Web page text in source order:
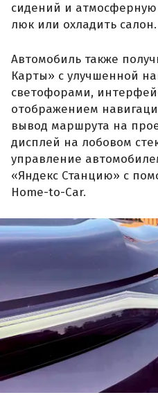
сидений и атмосферную
люк или охладить салон.
Автомобиль также
Карты» с улучшенной
светофорами,
отображением
вывод маршрута на
дисплей на лобовом
управление
«Яндекс Станцию» с
Home-to-Car.